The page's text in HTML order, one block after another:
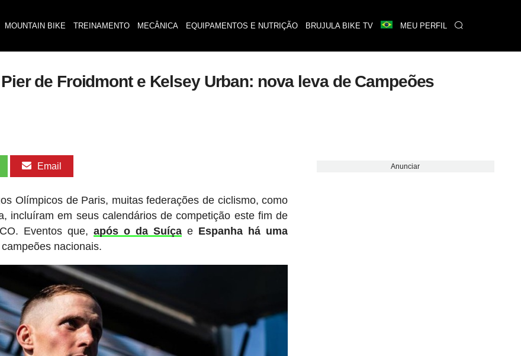
MOUNTAIN BIKE TREINAMENTO MECÂNICA EQUIPAMENTOS E NUTRIÇÃO BRUJULA BIKE TV MEU PERFIL
de Froidmont e Kelsey Urban: nova leva de Campeões
Email
Olímpicos de Paris, muitas federações de ciclismo, como
incluíram em seus calendários de competição este fim de
Eventos que,após o da Suíça e Espanha há uma
nacionais.
Anunciar